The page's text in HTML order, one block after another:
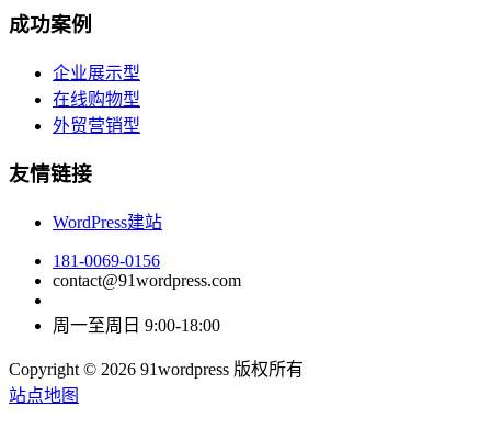
成功案例
企业展示型
在线购物型
外贸营销型
友情链接
WordPress建站
181-0069-0156
contact@91wordpress.com
周一至周日 9:00-18:00
Copyright © 2026 91wordpress 版权所有
站点地图